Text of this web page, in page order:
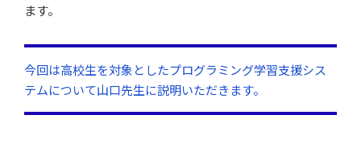
ます。
今回は高校生を対象としたプログラミング学習支援シス
テムについて山口先生に説明いただきます。